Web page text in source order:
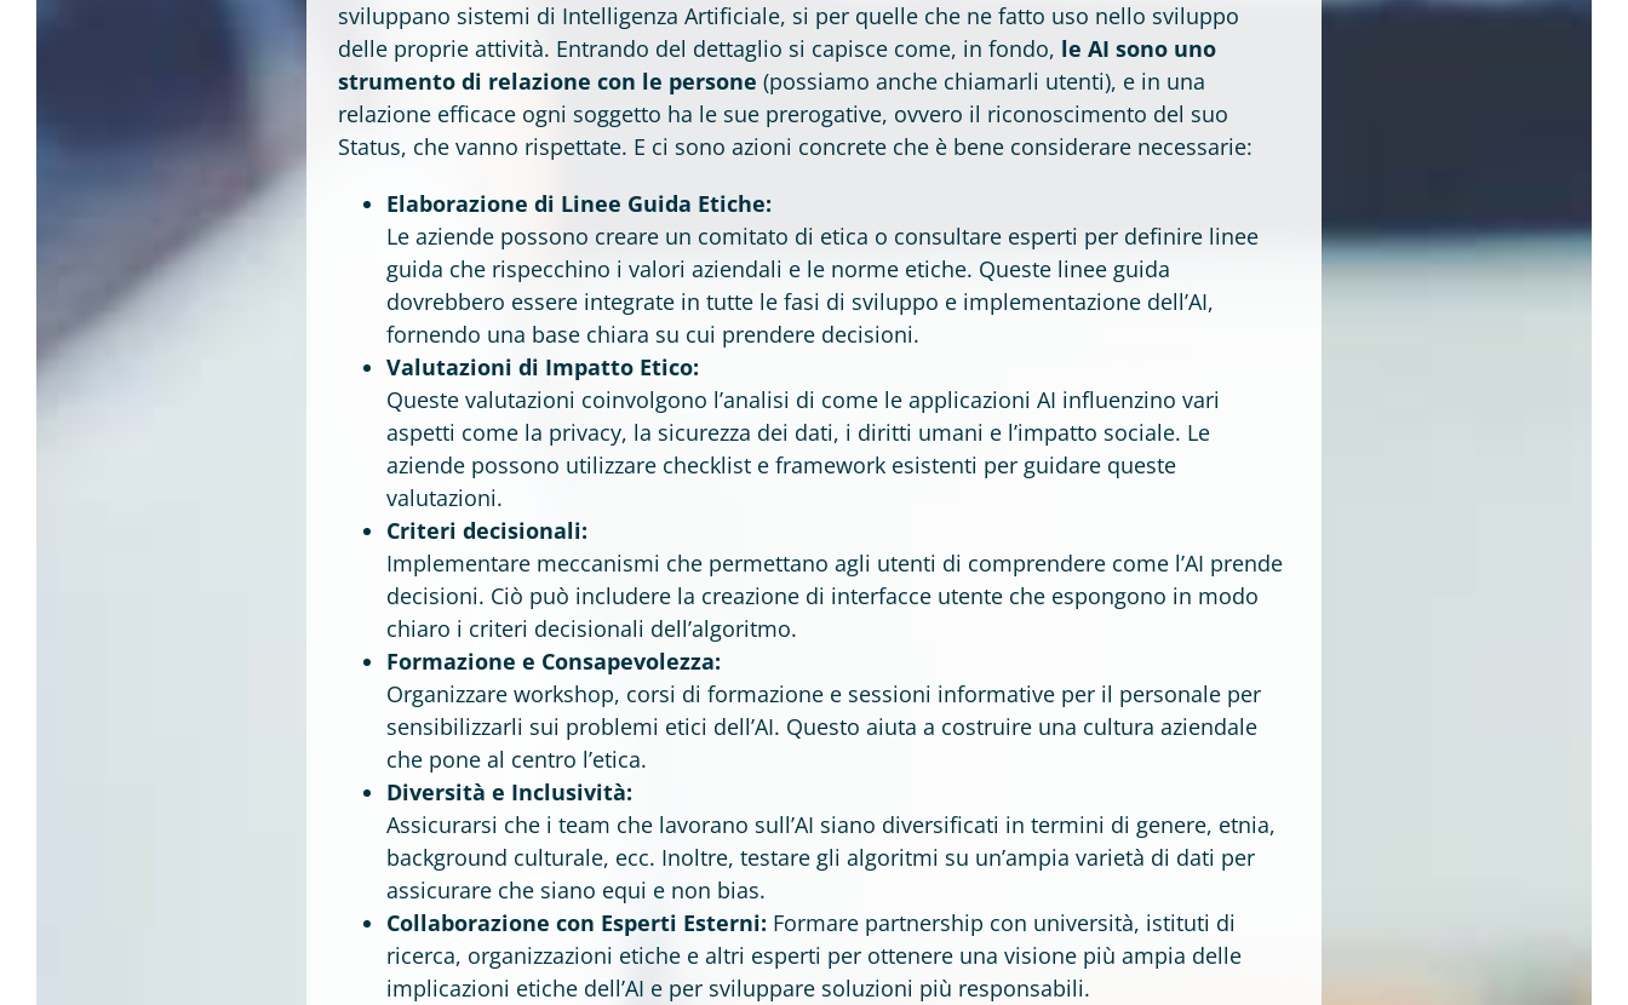
sviluppano sistemi di Intelligenza Artificiale, si per quelle che ne fatto uso nello sviluppo
delle proprie attività. Entrando del dettaglio si capisce come, in fondo, le AI sono uno
strumento di relazione con le persone (possiamo anche chiamarli utenti), e in una
relazione efficace ogni soggetto ha le sue prerogative, ovvero il riconoscimento del suo
Status, che vanno rispettate. E ci sono azioni concrete che è bene considerare necessarie:
Elaborazione di Linee Guida Etiche:
Le aziende possono creare un comitato di etica o consultare esperti per definire linee
guida che rispecchino i valori aziendali e le norme etiche. Queste linee guida
dovrebbero essere integrate in tutte le fasi di sviluppo e implementazione dell’AI,
fornendo una base chiara su cui prendere decisioni.
Valutazioni di Impatto Etico:
Queste valutazioni coinvolgono l’analisi di come le applicazioni AI influenzino vari
aspetti come la privacy, la sicurezza dei dati, i diritti umani e l’impatto sociale. Le
aziende possono utilizzare checklist e framework esistenti per guidare queste
valutazioni.
Criteri decisionali:
Implementare meccanismi che permettano agli utenti di comprendere come l’AI prende
decisioni. Ciò può includere la creazione di interfacce utente che espongono in modo
chiaro i criteri decisionali dell’algoritmo.
Formazione e Consapevolezza:
Organizzare workshop, corsi di formazione e sessioni informative per il personale per
sensibilizzarli sui problemi etici dell’AI. Questo aiuta a costruire una cultura aziendale
che pone al centro l’etica.
Diversità e Inclusività:
Assicurarsi che i team che lavorano sull’AI siano diversificati in termini di genere, etnia,
background culturale, ecc. Inoltre, testare gli algoritmi su un’ampia varietà di dati per
assicurare che siano equi e non bias.
Collaborazione con Esperti Esterni: Formare partnership con università, istituti di
ricerca, organizzazioni etiche e altri esperti per ottenere una visione più ampia delle
implicazioni etiche dell’AI e per sviluppare soluzioni più responsabili.